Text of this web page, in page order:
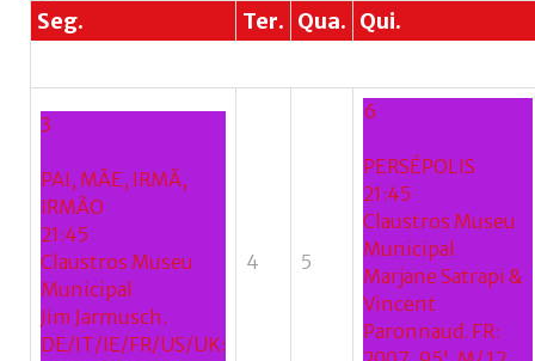
Seg. Ter. Qua. Qui.
3
PAI, MÃE, IRMÃ,
IRMÃO
21:45
Claustros Museu
Municipal
Jim Jarmusch.
DE/IT/IE/FR/US/UK:
4 5
6
PERSÉPOLIS
21:45
Claustros Museu
Municipal
Marjane Satrapi &
Vincent
Paronnaud. FR: